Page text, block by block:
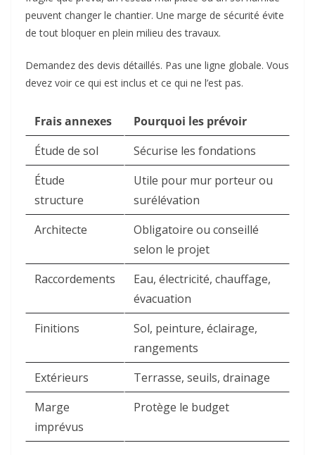
peuvent changer le chantier. Une marge de sécurité évite
de tout bloquer en plein milieu des travaux.
Demandez des devis détaillés. Pas une ligne globale. Vous
devez voir ce qui est inclus et ce qui ne l’est pas.
Frais annexes
Pourquoi les prévoir
Étude de sol
Sécurise les fondations
Étude
structure
Utile pour mur porteur ou
surélévation
Architecte
Obligatoire ou conseillé
selon le projet
Raccordements
Eau, électricité, chauffage,
évacuation
Finitions
Sol, peinture, éclairage,
rangements
Extérieurs
Terrasse, seuils, drainage
Marge
imprévus
Protège le budget